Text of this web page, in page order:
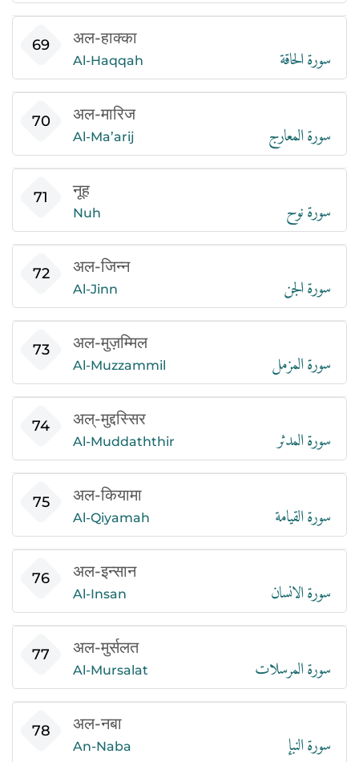
69 अल-हाक्का
Al-Haqqah سورة الحاقة
70 अल-मारिज
Al-Ma’arij سورة المعارج
71 नूह
Nuh سورة نوح
72 अल-जिन्न
Al-Jinn سورة الجن
73 अल-मुज़म्मिल
Al-Muzzammil سورة المزمل
74 अल्-मुद्दस्सिर
Al-Muddaththir سورة المدثر
75 अल-कियामा
Al-Qiyamah سورة القيامة
76 अल-इन्सान
Al-Insan سورة الانسان
77 अल-मुर्सलत
Al-Mursalat سورة المرسلات
78 अल-नबा
An-Naba سورة النبإ